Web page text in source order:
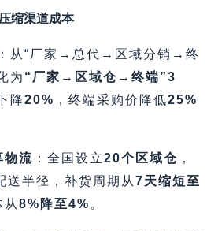
缩渠道成本
​：从“厂家→总代→区域分销→终
为 ​“厂家→区域仓→终端”3
降20%​ ，终端采购价降低25%​
物流 ​：全国设立20个区域仓 ，
送半径，补货周期从 7天缩短至
从 8%降至4%​ 。